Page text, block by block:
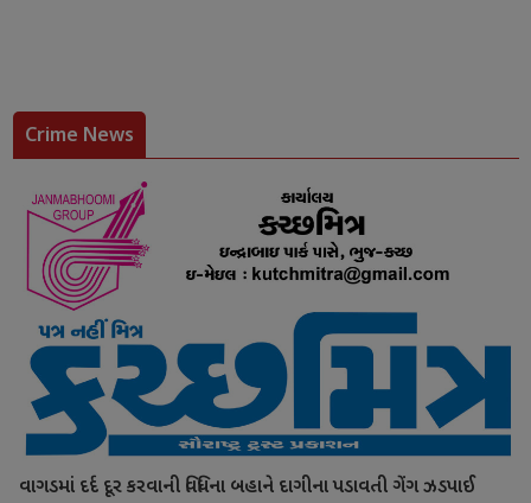
Crime News
વાગડમાં દર્દ દૂર કરવાની વિધિના બહાને દાગીના પડાવતી ગેંગ ઝડપાઈ